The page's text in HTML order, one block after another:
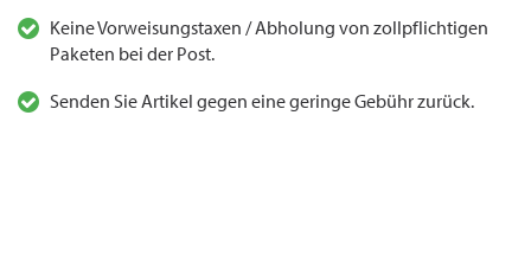
Keine Vorweisungstaxen / Abholung von zollpflichtigen
Paketen bei der Post.
Senden Sie Artikel gegen eine geringe Gebühr zurück.